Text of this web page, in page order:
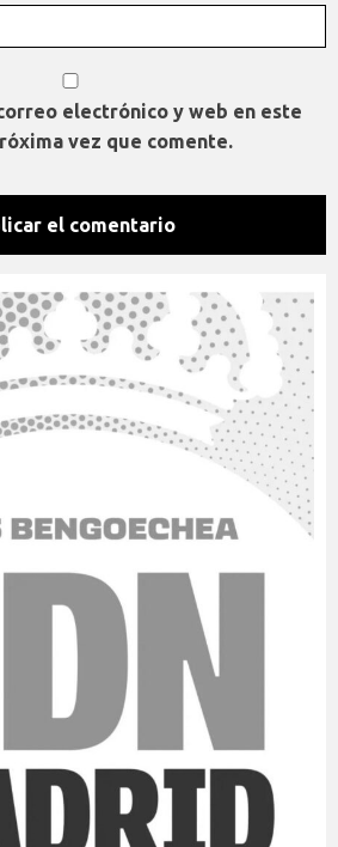
electrónico y web en este
vez que comente.